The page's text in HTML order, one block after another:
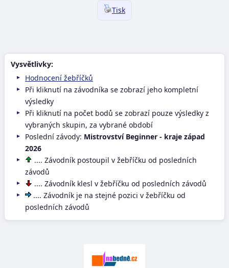
Tisk
Vysvětlivky:
Hodnocení žebříčků
Při kliknutí na závodníka se zobrazí jeho kompletní
výsledky
Při kliknutí na počet bodů se zobrazí pouze výsledky z
vybraných skupin, za vybrané období
Poslední závody: Mistrovství Beginner - kraje západ
2026
.... Závodník postoupil v žebříčku od posledních
závodů
.... Závodník klesl v žebříčku od posledních závodů
.... Závodník je na stejné pozici v žebříčku od
posledních závodů